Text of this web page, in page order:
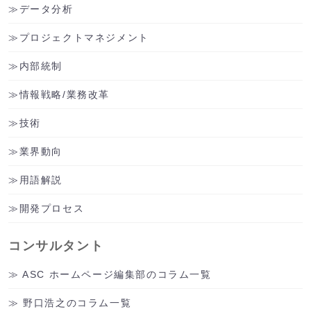
データ分析
プロジェクトマネジメント
内部統制
情報戦略/業務改革
技術
業界動向
用語解説
開発プロセス
コンサルタント
ASC ホームページ編集部のコラム一覧
野口浩之のコラム一覧